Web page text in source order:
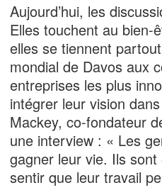
Aujourd’hui, les
Elles touchent au bien-
elles se tiennent
mondial de Davos aux
entreprises les plus
intégrer leur vision
Mackey, co-fondateur
une interview : « Les
gagner leur vie. Ils
sentir que leur travail